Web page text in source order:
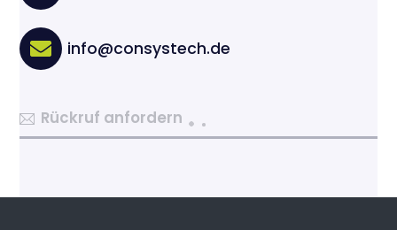
info@consystech.de
Rückruf anfordern